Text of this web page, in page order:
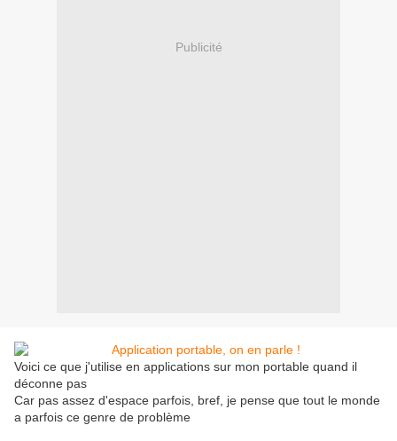
Publicité
Voici ce que j'utilise en applications sur mon portable quand il
déconne pas
Car pas assez d'espace parfois, bref, je pense que tout le monde
a parfois ce genre de problème